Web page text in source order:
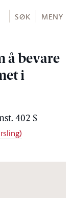
SØK MENY
å bevare
i
402 S